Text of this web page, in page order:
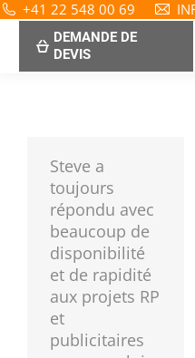
+41 22 548 00 69
DEMANDE DE
DEVIS
Steve a
toujours
répondu avec
beaucoup de
disponibilité
et de rapidité
aux projets RP
et
publicitaires